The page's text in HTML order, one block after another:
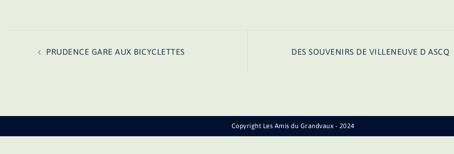
PRUDENCE GARE AUX BICYCLETTES DES SOUVENIRS DE VILLENEUVE D ASCQ
Copyright Les Amis du Grandvaux - 2024